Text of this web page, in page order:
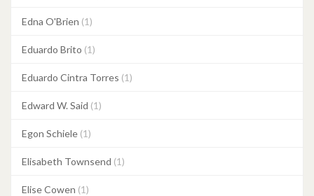
Edna O'Brien (1)
Eduardo Brito (1)
Eduardo Cintra Torres (1)
Edward W. Said (1)
Egon Schiele (1)
Elisabeth Townsend (1)
Elise Cowen (1)